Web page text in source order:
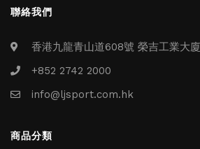
聯絡我們
香港九龍青山道608號 榮吉工業大
+852 2742 2000
info@ljsport.com.hk
商品分類